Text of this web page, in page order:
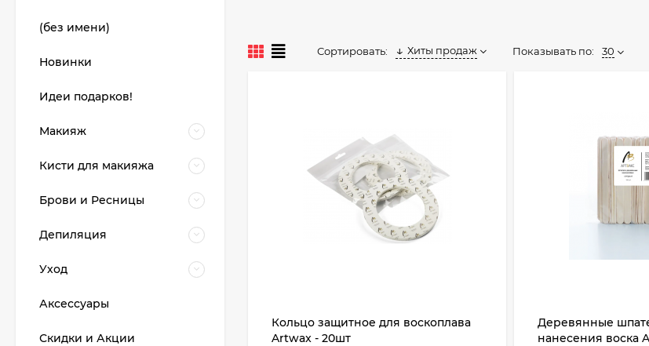
Сортировать: Хиты продаж Показывать по: 30
Кольцо защитное для воскоплава
Artwax - 20шт
Деревянные
нанесения воска
(без имени)
Новинки
Идеи подарков!
Макияж
Кисти для макияжа
Брови и Ресницы
Депиляция
Уход
Аксессуары
Скидки и Акции